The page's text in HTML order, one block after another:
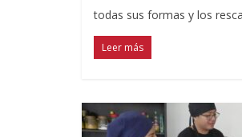
todas sus formas y los
Leer más